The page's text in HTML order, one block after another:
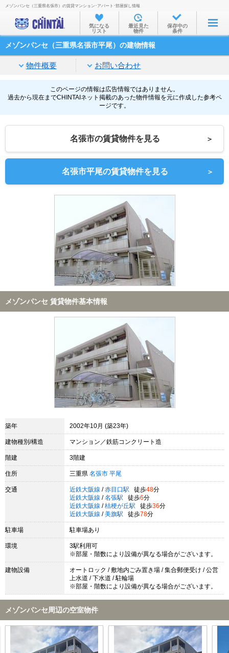
お部屋を探す
沿線・駅から
住所から
家賃相場から
通勤通学時間から
物件特集から
不動産会社から
TOP
メゾンパンセ（三重県名張市）の賃貸マンション･アパート･部屋探し情報
気になる
リスト
最近見た
物件
保存中の
条件
メゾンパンセ（三重県名張市平尾）の建物情報
物件概要 お問い合わせ
このページの情報は広告情報ではありません。
過去から現在までCHINTAIネット掲載のあった物件情報を元に作成した参考ペ
ージです。
名張市の賃貸物件を見る ＞
名張市平尾の賃貸物件を見る ＞
メゾンパンセ 賃貸物件基本情報
築年 2002年10月 (築23年)
建物種別/構造 マンション／鉄筋コンクリート造
階建 3階建
住所 三重県 名張市 平尾
交通 近鉄大阪線 / 赤目口駅 徒歩48分
近鉄大阪線 / 名張駅 徒歩6分
近鉄大阪線 / 桔梗が丘駅 徒歩36分
近鉄大阪線 / 美旗駅 徒歩78分
駐車場 駐車場あり
環境
3駅利用可
※部屋・階数により設備が異なる場合がございます。
建物設備
オートロック / 敷地内ごみ置き場 / 集合郵便受け / 公営
上水道 / 下水道 / 駐輪場
※部屋・階数により設備が異なる場合がございます。
メゾンパンセ周辺の空室物件